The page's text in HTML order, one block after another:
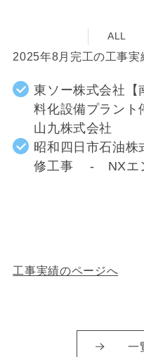
2025年8月完工の工事実
東ソー株式会社【
料化設備プラン
山九株式会社
昭和四日市石油株
修工事 - NXエン
工事実績のページへ
一
ALL